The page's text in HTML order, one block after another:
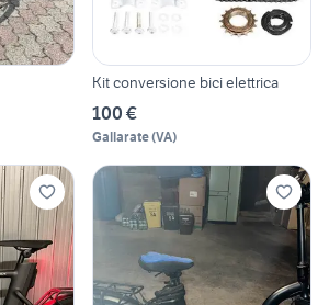
Kit conversione bici elettrica
100 €
Gallarate(VA)